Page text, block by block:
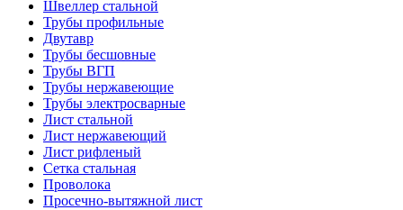
Швеллер стальной
Трубы профильные
Двутавр
Трубы бесшовные
Трубы ВГП
Трубы нержавеющие
Трубы электросварные
Лист стальной
Лист нержавеющий
Лист рифленый
Сетка стальная
Проволока
Просечно-вытяжной лист